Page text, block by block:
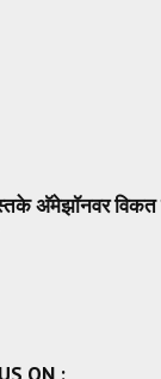
अ‍ॅमेझॉनवर विकत
ON :